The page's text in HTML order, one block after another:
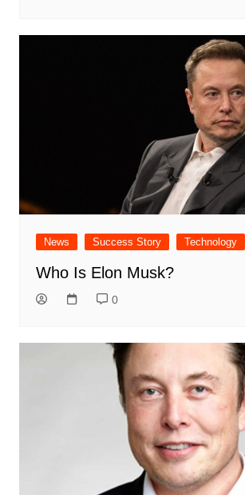
News Success Story Technology
Who Is Elon Musk?
0